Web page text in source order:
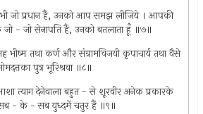
भी जो प्रधान हैं, उनको आप समझ लीजिये । आपकी
जो - जो सेनापति हैं, उनको बतलाता हूँ ॥७॥
भीष्म तथा कर्ण और संग्रामविजयी कृपाचार्य तथा वैसे
पुत्र भूरिश्रवा ॥८॥
त्याग देनेवाला बहुत - से शूरवीर अनेक प्रकारके
सब - के - सब युध्दमें चतुर हैं ॥९॥